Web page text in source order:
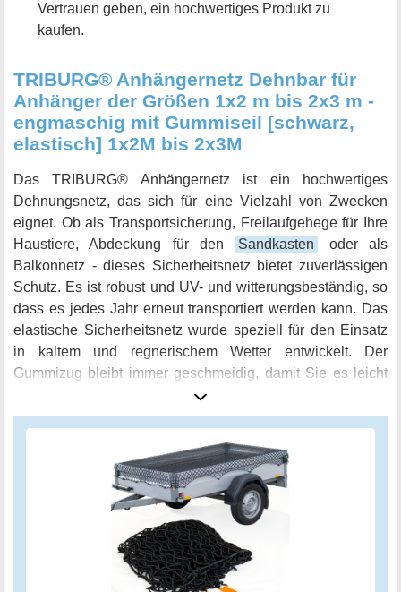
Vertrauen geben, ein hochwertiges Produkt zu
kaufen.
TRIBURG® Anhängernetz Dehnbar für
Anhänger der Größen 1x2 m bis 2x3 m -
engmaschig mit Gummiseil [schwarz,
elastisch] 1x2M bis 2x3M
Das TRIBURG® Anhängernetz ist ein hochwertiges
Dehnungsnetz, das sich für eine Vielzahl von Zwecken
eignet. Ob als Transportsicherung, Freilaufgehege für Ihre
Haustiere, Abdeckung für den
Sandkasten
oder als
Balkonnetz - dieses Sicherheitsnetz bietet zuverlässigen
Schutz. Es ist robust und UV- und witterungsbeständig, so
dass es jedes Jahr erneut transportiert werden kann. Das
elastische Sicherheitsnetz wurde speziell für den Einsatz
in kaltem und regnerischem Wetter entwickelt. Der
Gummizug bleibt immer geschmeidig, damit Sie es leicht
über Ihr Ladegut ziehen können. Dadurch eignet sich das
Transportnetz auch für größere Anhänger bis 2x3m. Das
bietet einen optimalen Schutz für fast jedes Ladegut.
Qualität und Sicherheit im Handumdrehen!